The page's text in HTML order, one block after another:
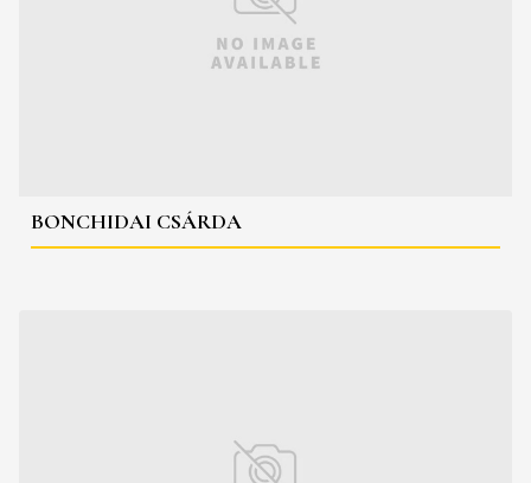
BONCHIDAI CSÁRDA